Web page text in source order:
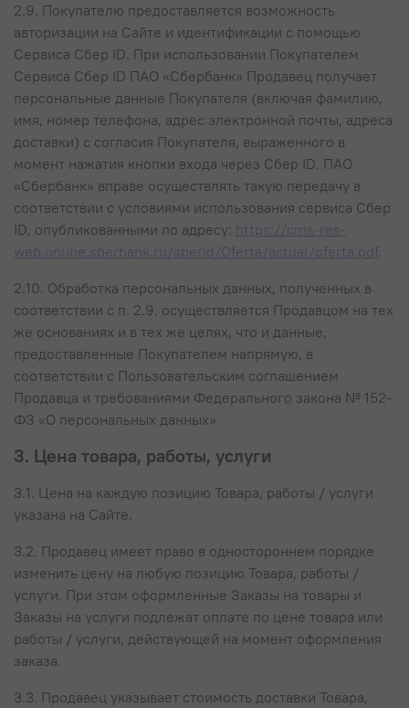
2.9. Покупателю предоставляется возможность
авторизации на Сайте и идентификации с помощью
Сервиса Сбер ID. При использовании Покупателем
Сервиса Сбер ID ПАО «Сбербанк» Продавец получает
персональные данные Покупателя (включая фамилию,
имя, номер телефона, адрес электронной почты, адреса
доставки) с согласия Покупателя, выраженного в
момент нажатия кнопки входа через Сбер ID. ПАО
«Сбербанк» вправе осуществлять такую передачу в
соответствии с условиями использования сервиса Сбер
ID, опубликованными по адресу: https://cms-res-
web.online.sberbank.ru/sberid/Oferta/actual/oferta.pdf.
2.10. Обработка персональных данных, полученных в
соответствии с п. 2.9. осуществляется Продавцом на тех
же основаниях и в тех же целях, что и данные,
предоставленные Покупателем напрямую, в
соответствии с Пользовательским соглашением
Продавца и требованиями Федерального закона № 152-
ФЗ «О персональных данных».
3. Цена товара, работы, услуги
3.1. Цена на каждую позицию Товара, работы / услуги
указана на Сайте.
3.2. Продавец имеет право в одностороннем порядке
изменить цену на любую позицию Товара, работы /
услуги. При этом оформленные Заказы на товары и
Заказы на услуги подлежат оплате по цене товара или
работы / услуги, действующей на момент оформления
заказа.
3.3. Продавец указывает стоимость доставки Товара,